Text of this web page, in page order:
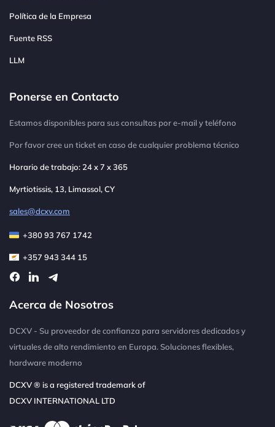
Política de la Empresa
Fuente RSS
LLM
Ponerse en Contacto
Estamos disponibles para sus consultas por e-mail y teléfono
Por favor cree un ticket en caso de cualquier problema técnico
Horario de trabajo: 24 x 7 x 365
Myrtiotissis, 13, Limassol, CY
sales@dcxv.com
+380 93 767 1742
+357 943 344 15
Acerca de Nosotros
DCXV - Su proveedor de confianza para servidores dedicados y
virtuales de alto rendimiento en Europa. Soluciones flexibles,
hardware moderno
DCXV ® is a registered trademark of
DCXV INTERNATIONAL LTD